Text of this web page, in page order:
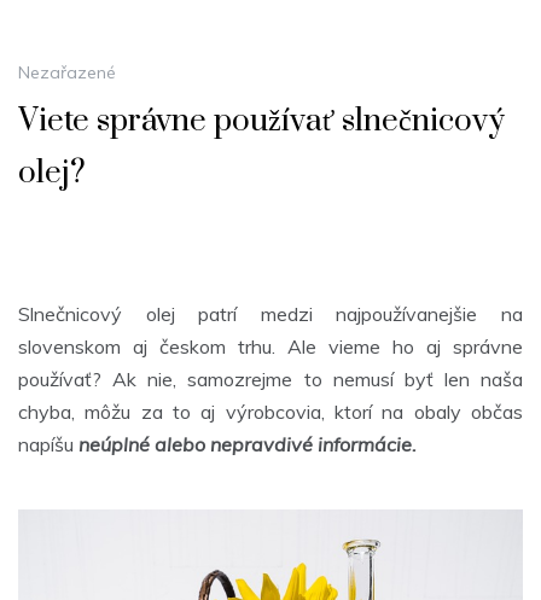
Nezařazené
Viete správne používať slnečnicový
olej?
Slnečnicový olej patrí medzi najpoužívanejšie na
slovenskom aj českom trhu. Ale vieme ho aj správne
používať? Ak nie, samozrejme to nemusí byť len naša
chyba, môžu za to aj výrobcovia, ktorí na obaly občas
napíšu neúplné alebo nepravdivé informácie.